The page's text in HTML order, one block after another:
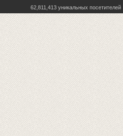
62,811,413 уникальных посетителей